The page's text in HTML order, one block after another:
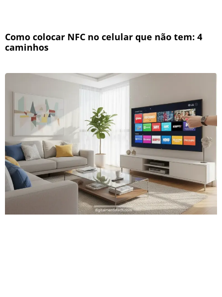
Como colocar NFC no celular que não tem: 4
caminhos